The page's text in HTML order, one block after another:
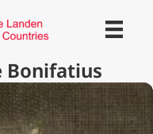
Bonifatius